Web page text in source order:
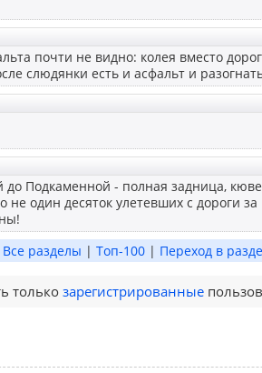
почти не видно: колея вместо
слюдянки есть и асфальт и
до Подкаменной - полная задница,
один десяток улетевших с дороги
Все разделы | Топ-100 | Переход в
только зарегистрированные